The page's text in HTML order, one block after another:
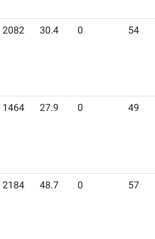
2082 30.4 0 54
1464 27.9 0 49
2184 48.7 0 57